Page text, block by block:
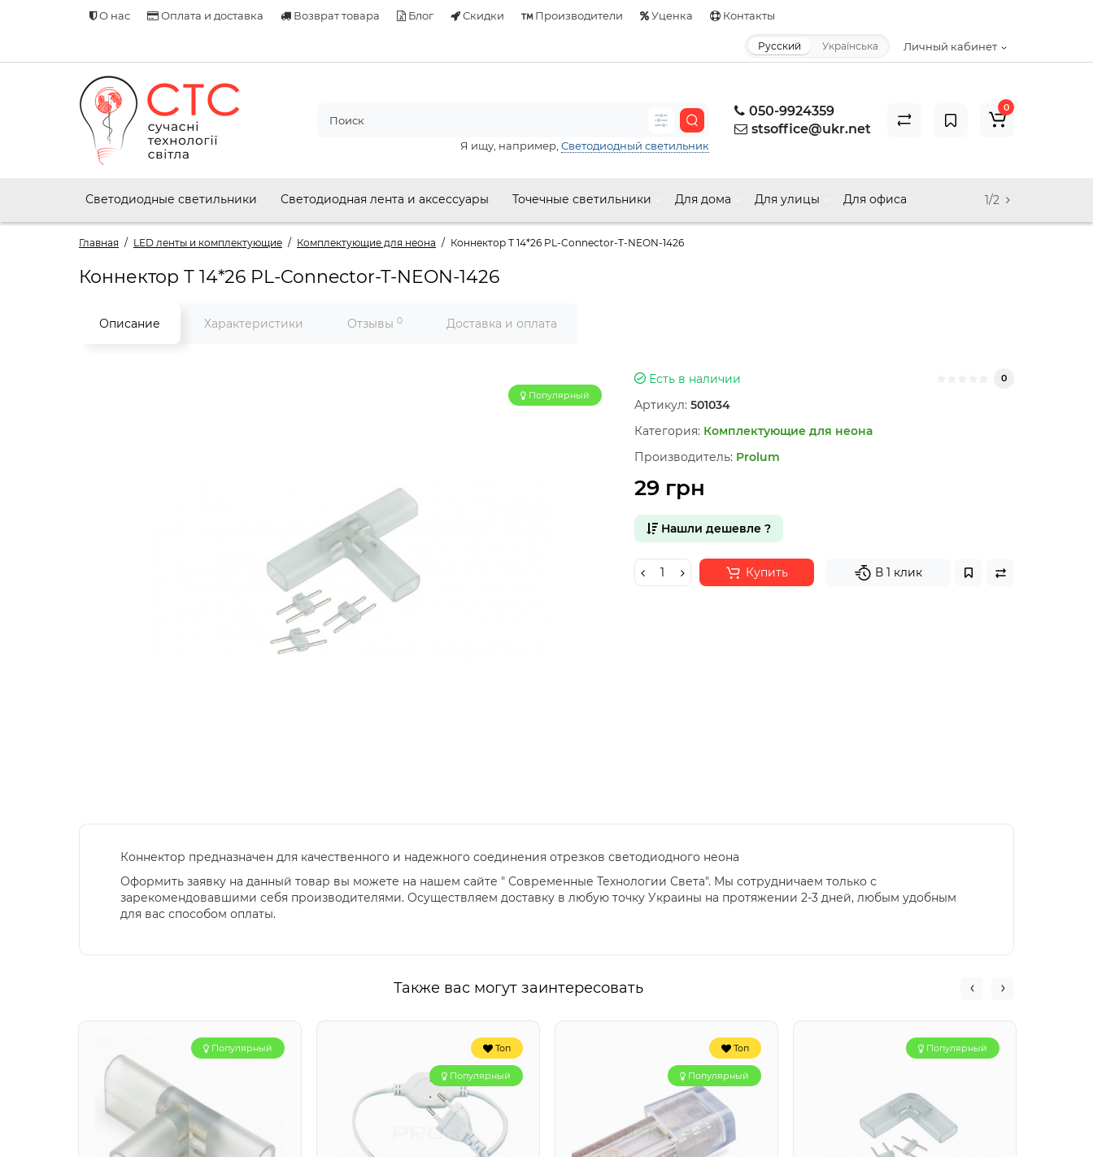
О нас Оплата и доставка Возврат товара Блог Скидки Производители Уценка Контакты
Личный кабинет
Русский Українська
050-9924359
stsoffice@ukr.net
Я ищу, например, Светодиодный светильник
0
Светодиодные светильники Светодиодная лента и аксессуары Точечные светильники Для дома Для улицы Для офиса 1/2
Главная LED ленты и комплектующие Комплектующие для неона Коннектор Т 14*26 PL-Connector-T-NEON-1426
Коннектор Т 14*26 PL-Connector-T-NEON-1426
Описание Характеристики Отзывы 0 Доставка и оплата
Популярный
Есть в наличии 0
Артикул: 501034
Категория: Комплектующие для неона
Производитель: Prolum
29 грн
Нашли дешевле ?
Купить В 1 клик
Коннектор предназначен для качественного и надежного соединения отрезков светодиодного неона
Оформить заявку на данный товар вы можете на нашем сайте " Современные Технологии Света". Мы сотрудничаем только с
зарекомендовавшими себя производителями. Осуществляем доставку в любую точку Украины на протяжении 2-3 дней, любым удобным
для вас способом оплаты.
Также вас могут заинтересовать
Популярный Топ
Популярный
Топ
Популярный
Популярный